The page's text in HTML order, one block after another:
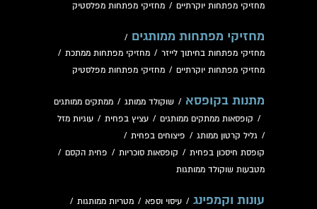
מחזיקי מפתחות יוקרתיים / מחזיקי מפתחות מפלסטיק
מחזיקי מפתחות ממותגים /
מחזיקי מפתחות בחיתוך לייזר / מחזיקי מפתחות ממתכת /
מחזיקי מפתחות יוקרתיים / מחזיקי מפתחות מפלסטיק
מתנות בקופסא / שוקולד ממותג / ממתקים ממותגים
/ קופסאות ממתקים ממותגים / עציץ בפחית / עוגיות מזל
/ גליל קרטון ממותג / פיצוחים בפחית /
קופסת חיסכון בפחית / קופסאות סוכריות / פחית הקסם /
מטבעות שוקולד ממותגות
עונות וקמפינג / עיסוי וספא / מטריות ממותגות /